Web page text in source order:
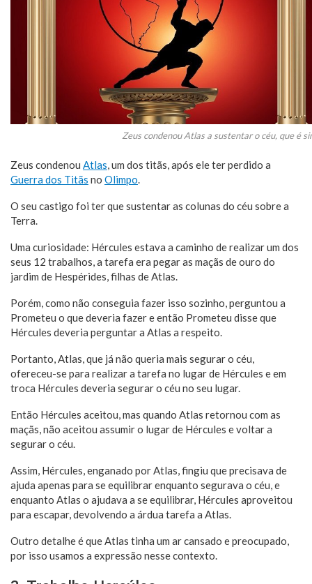
Zeus condenou Atlas a sustentar o céu, que é
Zeus condenou Atlas , um dos titãs, após ele ter perdido a
Guerra dos Titãs no Olimpo
O seu castigo foi ter que sustentar as colunas do céu sobre a
Terra.
Uma curiosidade: Hércules estava a caminho de realizar um dos
seus 12 trabalhos, a tarefa era pegar as maçãs de ouro do
jardim de Hespérides, filhas de Atlas.
Porém, como não conseguia fazer isso sozinho, perguntou a
Prometeu o que deveria fazer e então Prometeu disse que
Hércules deveria perguntar a Atlas a respeito.
Portanto, Atlas, que já não queria mais segurar o céu,
ofereceu-se para realizar a tarefa no lugar de Hércules e em
troca Hércules deveria segurar o céu no seu lugar.
Então Hércules aceitou, mas quando Atlas retornou com as
maçãs, não aceitou assumir o lugar de Hércules e voltar a
segurar o céu.
Assim, Hércules, enganado por Atlas, fingiu que precisava de
ajuda apenas para se equilibrar enquanto segurava o céu, e
enquanto Atlas o ajudava a se equilibrar, Hércules aproveitou
para escapar, devolvendo a árdua tarefa a Atlas.
Outro detalhe é que Atlas tinha um ar cansado e preocupado,
por isso usamos a expressão nesse contexto.